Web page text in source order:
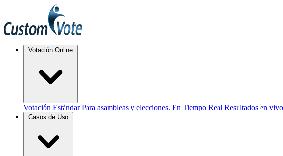
Votación Online
Votación Estándar Para asambleas y elecciones. En Tiempo Real Resultados en
Casos de Uso